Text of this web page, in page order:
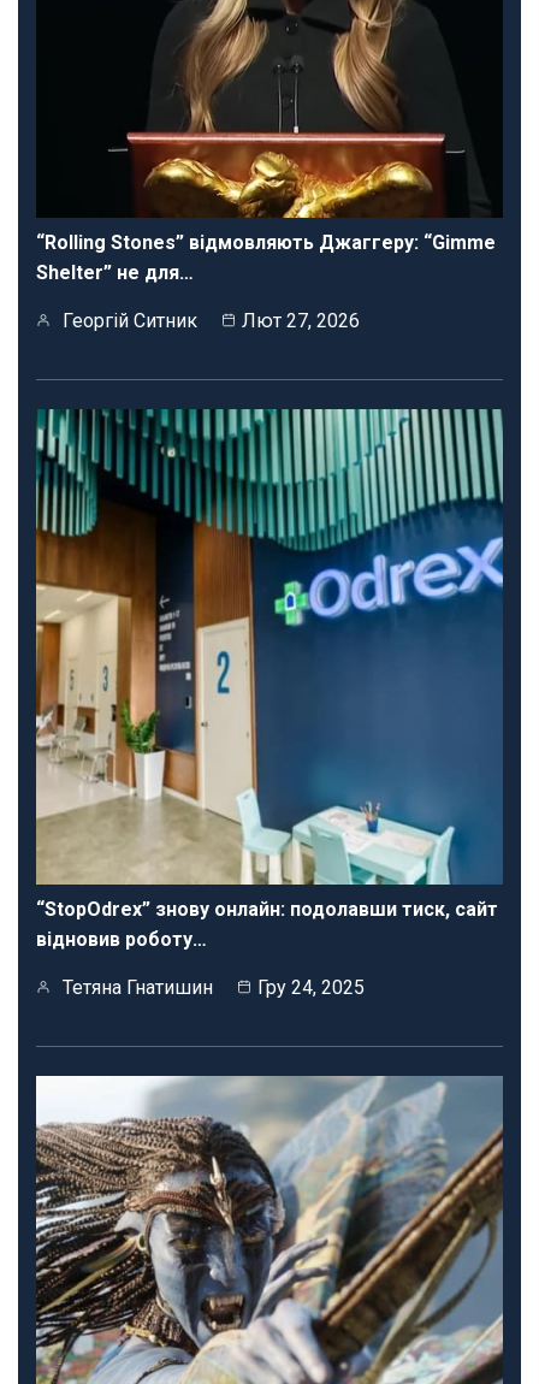
“Rolling Stones” відмовляють Джаггеру: “Gimme
Shelter” не для…
Георгій Ситник Лют 27, 2026
“StopOdrex” знову онлайн: подолавши тиск, сайт
відновив роботу…
Тетяна Гнатишин Гру 24, 2025